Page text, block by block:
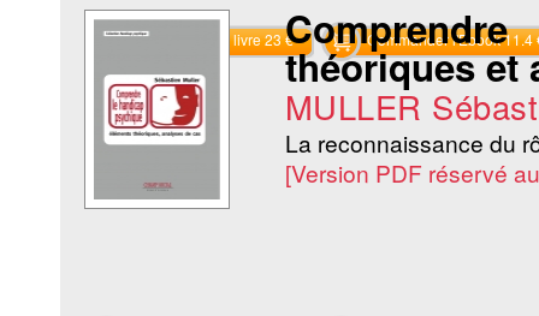
Commander le livre 23 € Commander l'Ebook 11.4
théoriques et
MULLER
La reconnaissance du
[Version PDF réservé